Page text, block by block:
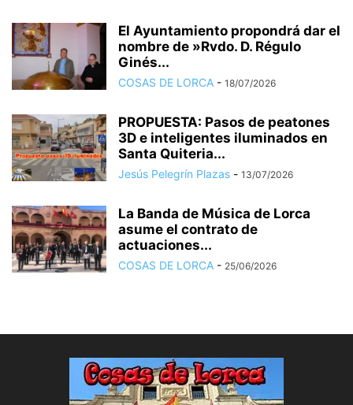
El Ayuntamiento propondrá dar el
nombre de »Rvdo. D. Régulo
Ginés...
COSAS DE LORCA - 18/07/2026
PROPUESTA: Pasos de peatones
3D e inteligentes iluminados en
Santa Quiteria...
Jesús Pelegrín Plazas - 13/07/2026
La Banda de Música de Lorca
asume el contrato de
actuaciones...
COSAS DE LORCA - 25/06/2026